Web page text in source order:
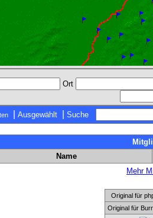
Ort
Ausgewählt Suche
Name
Mehr
Original für
Original für